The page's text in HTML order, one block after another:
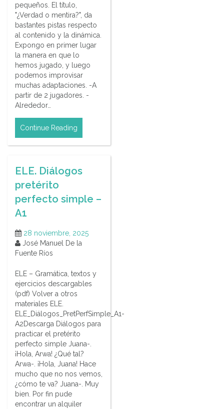
pequeños. El título,
"¿Verdad o mentira?", da
bastantes pistas respecto
al contenido y la dinámica.
Expongo en primer lugar
la manera en que lo
hemos jugado, y luego
podemos improvisar
muchas adaptaciones. -A
partir de 2 jugadores. -
Alrededor…
Continue Reading
ELE. Diálogos
pretérito
perfecto simple –
A1
28 noviembre, 2025
José Manuel De la
Fuente Ríos
ELE – Gramática, textos y
ejercicios descargables
(pdf) Volver a otros
materiales ELE.
ELE_Diálogos_PretPerfSimple_A1-
A2Descarga Diálogos para
practicar el pretérito
perfecto simple Juana-.
¡Hola, Arwa! ¿Qué tal?
Arwa-. ¡Hola, Juana! Hace
mucho que no nos vemos,
¿cómo te va? Juana-. Muy
bien. Por fin pude
encontrar un alquiler